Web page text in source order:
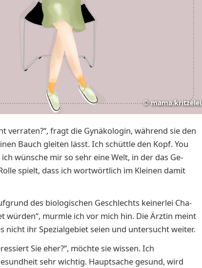
© mama.kritzelei
verraten?“, fragt die Gynäkologin, während sie den
Bauch gleiten lässt. Ich schüttle den Kopf. You
ich wün­sche mir so sehr eine Welt, in der das Ge­
spielt, dass ich wortwörtlich im Kleinen damit
des biologischen Geschlechts kei­nerlei Cha­
würden“, murmle ich vor mich hin. Die Ärztin meint
nicht ihr Spezialgebiet seien und untersucht weiter.
Sie eher?“, möchte sie wissen. Ich
sehr wichtig. Hauptsache gesund, wird